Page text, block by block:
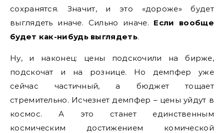
сохранятся. Значит, и это «дороже» будет
выглядеть иначе. Сильно иначе. Если вообще
будет как-нибудь выглядеть.
Ну, и наконец: цены подскочили на бирже,
подскочат и на рознице. Но демпфер уже
сейчас частичный, а бюджет тощает
стремительно. Исчезнет демпфер – цены уйдут в
космос. А это станет единственным
космическим достижением комической